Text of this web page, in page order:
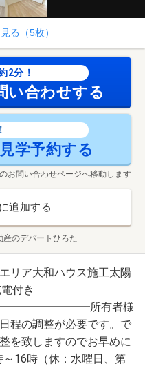
る（5枚）
2分！
い合わせする
見学予約する
お問い合わせページへ移動します
追加する
産のデパートひろた
リア大和ハウス施工太陽
付き
所有者様
程の調整が必要です。で
を致しますのでお早めに
16時（休：水曜日、第